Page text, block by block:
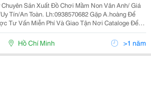
Chuyên Sản Xuất Đồ Chơi Mầm Non Vân Anh/ Giá
Tín/An Toàn. Lh:0938570682 Gặp A.hoàng Để
Tư Vấn Miễn Phí Và Giao Tận Nơi Cataloge Để
Hàng Thảm Khảo. Xưởng Sx:ấp 6B Xã Bình
Mỹ,Huyện Củ Chi,Tp.hcm Công Ty Tnhh Sx Tm Vân Anh
Hồ Chí Minh >1 năm